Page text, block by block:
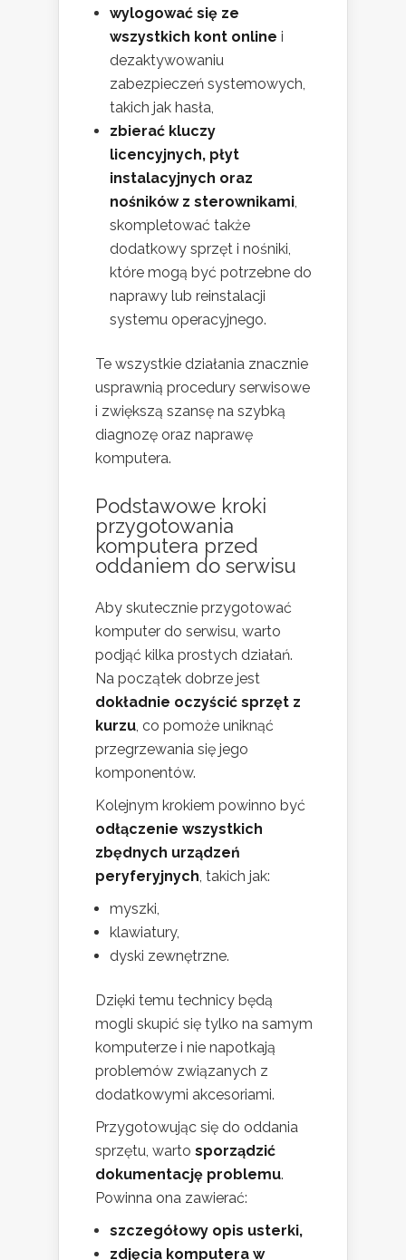
wylogować się ze
wszystkich kont online i
dezaktywowaniu
zabezpieczeń systemowych,
takich jak hasła,
zbierać kluczy
licencyjnych, płyt
instalacyjnych oraz
nośników z sterownikami,
skompletować także
dodatkowy sprzęt i nośniki,
które mogą być potrzebne do
naprawy lub reinstalacji
systemu operacyjnego.
Te wszystkie działania znacznie
usprawnią procedury serwisowe
i zwiększą szansę na szybką
diagnozę oraz naprawę
komputera.
Podstawowe kroki
przygotowania
komputera przed
oddaniem do serwisu
Aby skutecznie przygotować
komputer do serwisu, warto
podjąć kilka prostych działań.
Na początek dobrze jest
dokładnie oczyścić sprzęt z
kurzu, co pomoże uniknąć
przegrzewania się jego
komponentów.
Kolejnym krokiem powinno być
odłączenie wszystkich
zbędnych urządzeń
peryferyjnych, takich jak:
myszki,
klawiatury,
dyski zewnętrzne.
Dzięki temu technicy będą
mogli skupić się tylko na samym
komputerze i nie napotkają
problemów związanych z
dodatkowymi akcesoriami.
Przygotowując się do oddania
sprzętu, warto sporządzić
dokumentację problemu.
Powinna ona zawierać:
szczegółowy opis usterki,
zdjęcia komputera w